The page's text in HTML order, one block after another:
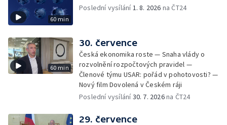
60 min
Poslední vysílání 1. 8. 2026 na ČT24
60 min
30. července
Česká ekonomika roste — Snaha vlády o
rozvolnění rozpočtových pravidel —
Členové týmu USAR: pořád v pohotovosti? —
Nový film Dovolená v Českém ráji
Poslední vysílání30. 7. 2026na ČT24
29. července